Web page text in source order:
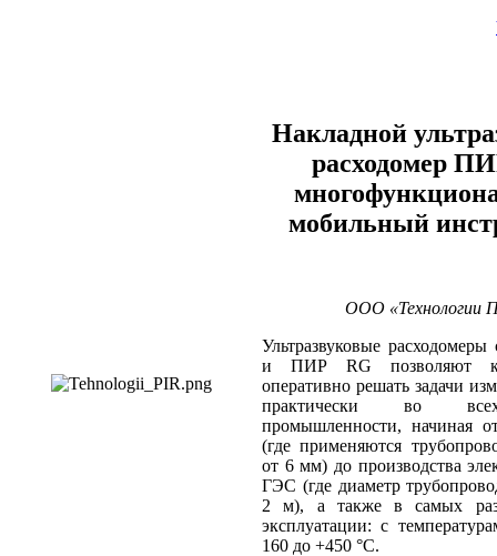
Накладной
расходомер
мобильный
ООО «Технологии
Ультразвуковые
и ПИР RG позволяют
оперативно решать задачи
практически во
промышленности, начиная
(где применяются
от 6 мм) до производства
ГЭС (где диаметр
2 м), а также в самых
эксплуатации: с
160 до +450 °C.